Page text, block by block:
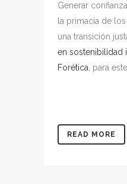
Generar
la primacía de
una transición
en sostenibilidad
Forética , para
READ MORE